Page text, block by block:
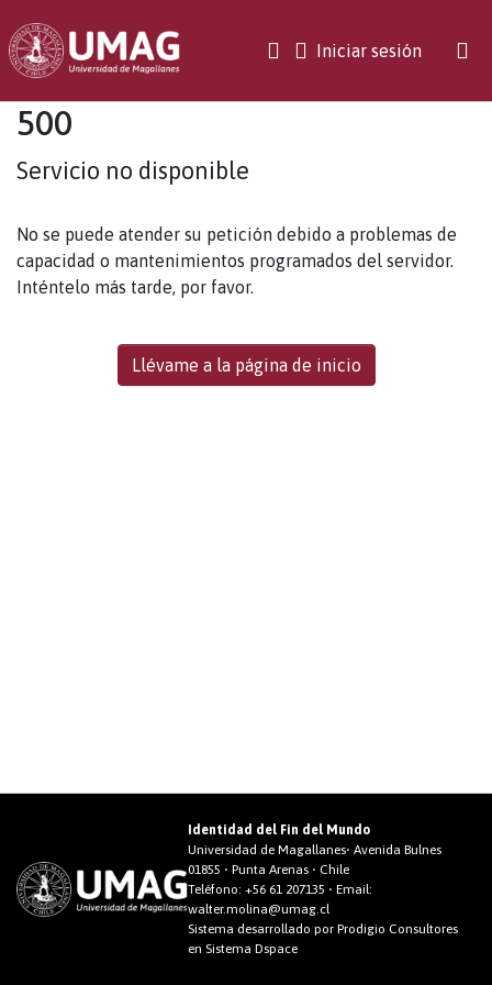
Iniciar sesión(current)
500
Servicio no disponible
No se puede atender su petición debido a problemas de
capacidad o mantenimientos programados del servidor.
Inténtelo más tarde, por favor.
Llévame a la página de inicio
Identidad del Fin del Mundo
Universidad de Magallanes• Avenida Bulnes
01855 • Punta Arenas • Chile
Teléfono:+56 61 207135 • Email:
walter.molina@umag.cl
Sistema desarrollado por Prodigio Consultores
en Sistema Dspace